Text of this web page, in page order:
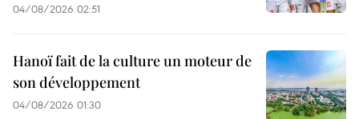
04/08/2026 02:51
Hanoï fait de la culture un moteur de
son développement
04/08/2026 01:30